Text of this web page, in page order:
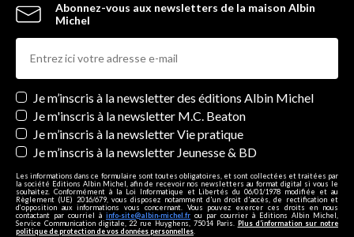
Abonnez-vous aux newsletters de la maison Albin
Michel
Newsletters
Je m’inscris à la newsletter des éditions Albin Michel
Je m'inscris à la newsletter M.C. Beaton
Je m’inscris à la newsletter Vie pratique
Je m’inscris à la newsletter Jeunesse & BD
Les informations dans ce formulaire sont toutes obligatoires, et sont collectées et traitées par
la société Editions Albin Michel, afin de recevoir nos newsletters au format digital si vous le
souhaitez. Conformément à la Loi Informatique et Libertés du 06/01/1978 modifiée et au
Règlement (UE) 2016/679, vous disposez notamment d'un droit d'accès, de rectification et
d’opposition aux informations vous concernant. Vous pouvez exercer ces droits en nous
contactant par courriel à info-site@albin-michel.fr ou par courrier à Editions Albin Michel,
Service Communication digitale, 22 rue Huyghens, 75014 Paris. Plus d’information sur notre
politique de protection de vos données personnelles